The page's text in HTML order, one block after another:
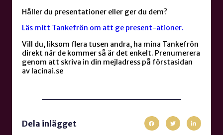
Håller du presentationer eller ger du dem?
Läs mitt Tankefrön om att ge present-ationer.
Vill du, liksom flera tusen andra, ha mina Tankefrön
direkt när de kommer så är det enkelt. Prenumerera
genom att skriva in din mejladress på förstasidan
av lacinai.se
Dela inlägget